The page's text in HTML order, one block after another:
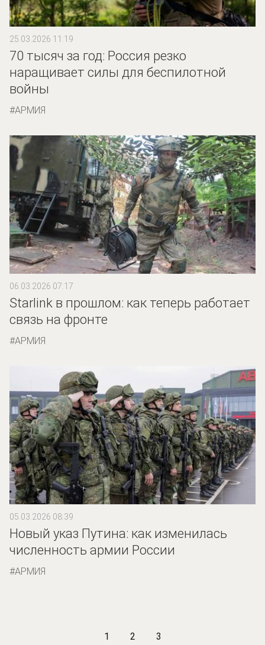
25.03.2026 11:19
70 тысяч за год: Россия резко
наращивает силы для беспилотной
войны
АРМИЯ
06.03.2026 07:17
Starlink в прошлом: как теперь работает
связь на фронте
АРМИЯ
05.03.2026 08:39
Новый указ Путина: как изменилась
численность армии России
АРМИЯ
1 2 3